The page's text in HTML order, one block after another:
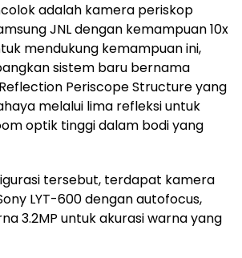
adalah kamera periskop
JNL dengan kemampuan 10x
mendukung kemampuan ini,
sistem baru bernama
Periscope Structure yang
melalui lima refleksi untuk
optik tinggi dalam bodi yang
tersebut, terdapat kamera
LYT-600 dengan autofocus,
3.2MP untuk akurasi warna yang